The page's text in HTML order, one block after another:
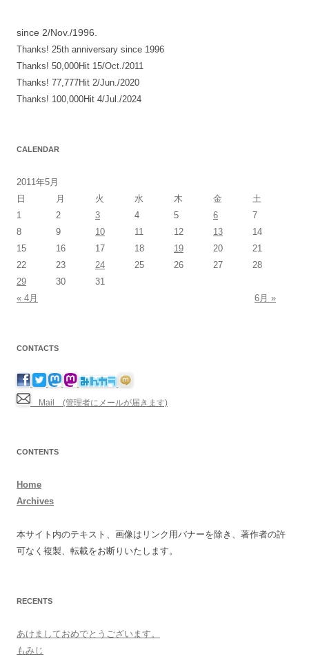
since 2/Nov./1996.
Thanks! 25th anniversary since 1996
Thanks! 50,000Hit 15/Oct./2011
Thanks! 77,777Hit 2/Jun./2020
Thanks! 100,000Hit 4/Jul./2024
CALENDAR
2011年5月
日
月 火 水 木 金
土
1
2 3 4 5 6
7
8
9 10 11 12 13
14
15
16 17 18 19 20
21
22
23 24 25 26 27
28
29
30
31
« 4月
6月 »
CONTACTS
Mail (管理者にメールが届きます)
CONTENTS
Home
Archives
本サイト内のテキスト、画像はリンク用バナーを除き、著作者の許
可なく複製、転載をお断りいたします。
RECENTS
あけましておめでとうございます。
もみじ